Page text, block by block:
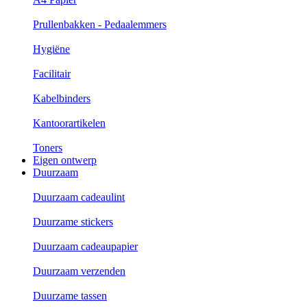
Prullenbakken - Pedaalemmers
Hygiëne
Facilitair
Kabelbinders
Kantoorartikelen
Toners
Eigen ontwerp
Duurzaam
Duurzaam cadeaulint
Duurzame stickers
Duurzaam cadeaupapier
Duurzaam verzenden
Duurzame tassen